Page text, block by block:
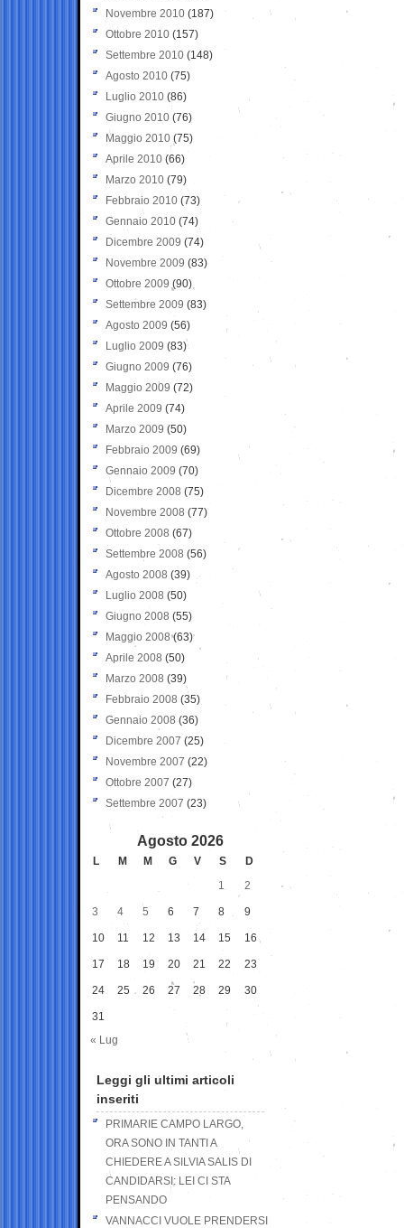
Novembre 2010 (187)
Ottobre 2010 (157)
Settembre 2010 (148)
Agosto 2010 (75)
Luglio 2010 (86)
Giugno 2010 (76)
Maggio 2010 (75)
Aprile 2010 (66)
Marzo 2010 (79)
Febbraio 2010 (73)
Gennaio 2010 (74)
Dicembre 2009 (74)
Novembre 2009 (83)
Ottobre 2009 (90)
Settembre 2009 (83)
Agosto 2009 (56)
Luglio 2009 (83)
Giugno 2009 (76)
Maggio 2009 (72)
Aprile 2009 (74)
Marzo 2009 (50)
Febbraio 2009 (69)
Gennaio 2009 (70)
Dicembre 2008 (75)
Novembre 2008 (77)
Ottobre 2008 (67)
Settembre 2008 (56)
Agosto 2008 (39)
Luglio 2008 (50)
Giugno 2008 (55)
Maggio 2008(63)
Aprile 2008 (50)
Marzo 2008 (39)
Febbraio 2008 (35)
Gennaio 2008 (36)
Dicembre 2007 (25)
Novembre 2007 (22)
Ottobre 2007 (27)
Settembre 2007 (23)
Agosto 2026
L M M G V S
D
1
2
3 4 5 6 7 8 9
10 11 12 13 14 15 16
17 18 19 20 21 22 23
24 25 26 27 28 29 30
31
« Lug
Leggi gli ultimi articoli
inseriti
PRIMARIE CAMPO LARGO,
ORA SONO IN TANTI A
CHIEDERE A SILVIA SALIS DI
CANDIDARSI: LEI CI STA
PENSANDO
VANNACCI VUOLE PRENDERSI